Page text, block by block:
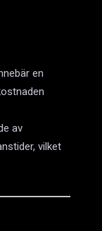
en
av
vilket